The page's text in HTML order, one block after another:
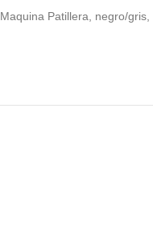
Maquina Patillera, negro/gris,